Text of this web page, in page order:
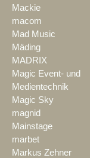
Mackie
macom
Mad Music
Mäding
MADRIX
Magic Event- und
Medientechnik
Magic Sky
magnid
Mainstage
marbet
Markus Zehner